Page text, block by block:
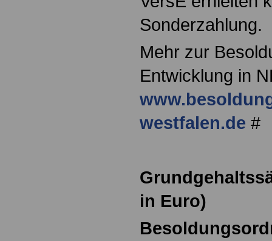
Sonderzahlung.
Mehr zur
Entwicklung in
westfalen.de #
in Euro)